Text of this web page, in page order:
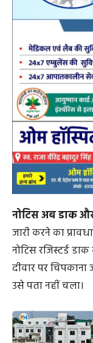
नोटिस अब डाक और
जारी करने का
नोटिस रजिस्टर्ड
दीवार पर
उसे पता नहीं चला।